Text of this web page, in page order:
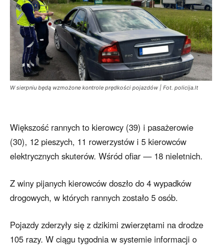
W sierpniu będą wzmożone kontrole prędkości pojazdów | Fot. policija.lt
Większość rannych to kierowcy (39) i pasażerowie
(30), 12 pieszych, 11 rowerzystów i 5 kierowców
elektrycznych skuterów. Wśród ofiar — 18 nieletnich.
Z winy pijanych kierowców doszło do 4 wypadków
drogowych, w których rannych zostało 5 osób.
Pojazdy zderzyły się z dzikimi zwierzętami na drodze
105 razy. W ciągu tygodnia w systemie informacji o